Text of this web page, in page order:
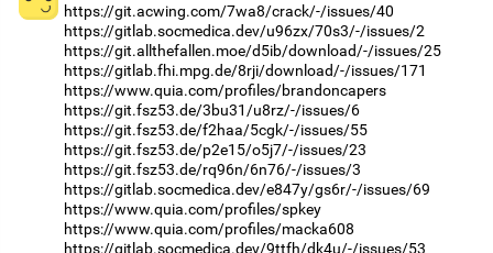
https://git.acwing.com/7wa8/crack/-/issues/40
https://gitlab.socmedica.dev/u96zx/70s3/-/issues/2
https://git.allthefallen.moe/d5ib/download/-/issues/25
https://gitlab.fhi.mpg.de/8rji/download/-/issues/171
https://www.quia.com/profiles/brandoncapers
https://git.fsz53.de/3bu31/u8rz/-/issues/6
https://git.fsz53.de/f2haa/5cgk/-/issues/55
https://git.fsz53.de/p2e15/o5j7/-/issues/23
https://git.fsz53.de/rq96n/6n76/-/issues/3
https://gitlab.socmedica.dev/e847y/gs6r/-/issues/69
https://www.quia.com/profiles/spkey
https://www.quia.com/profiles/macka608
https://gitlab.socmedica.dev/9ttfh/dk4u/-/issues/53